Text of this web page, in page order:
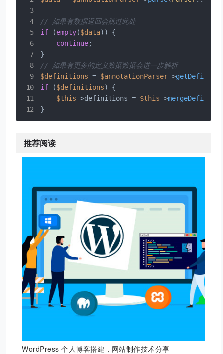
// 如果有数据返回会跳过此处
if (empty($data)) {
continue;
// 如果有更多的定义数据数据会进一步解析
$definitions = $annotationParser->
if ($definitions) {
$this->definitions = $this->
推荐阅读
WordPress 个人博客搭建，网站制作技术分享